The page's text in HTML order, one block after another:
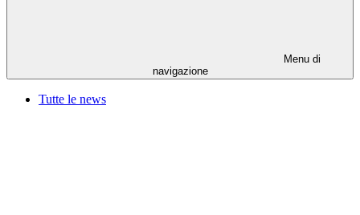
Menu di
navigazione
Tutte le news